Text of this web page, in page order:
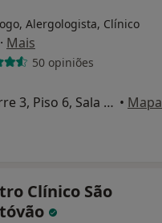
Alergologista, Clínico
· Mais
50 opiniões
Rua Tierno Galvan, Torre 3, Piso 6, Sala 606, Lisboa • Mapa
Clínico São